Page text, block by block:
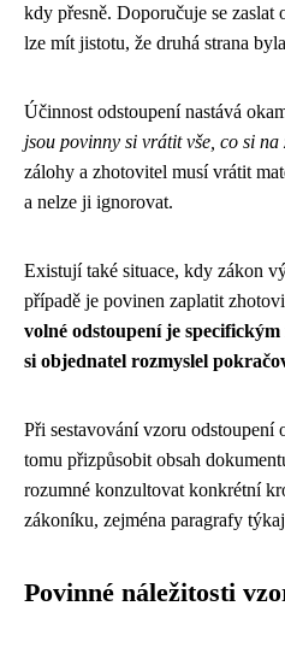
kdy přesně. Doporučuje se zaslat
lze mít jistotu, že druhá strana
Účinnost odstoupení nastává
jsou povinny si vrátit vše, co si na
zálohy a zhotovitel musí vrátit
a nelze ji ignorovat.
Existují také situace, kdy zákon
případě je povinen zaplatit
volné odstoupení je
si objednatel rozmyslel
Při sestavování vzoru
tomu přizpůsobit obsah
rozumné konzultovat konkrétní
zákoníku, zejména paragrafy
Povinné náležitosti